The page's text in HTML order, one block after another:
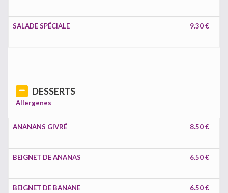
SALADE SPÉCIALE 9.30 €
DESSERTS
Allergenes
ANANANS GIVRÉ 8.50 €
BEIGNET DE ANANAS 6.50 €
BEIGNET DE BANANE 6.50 €